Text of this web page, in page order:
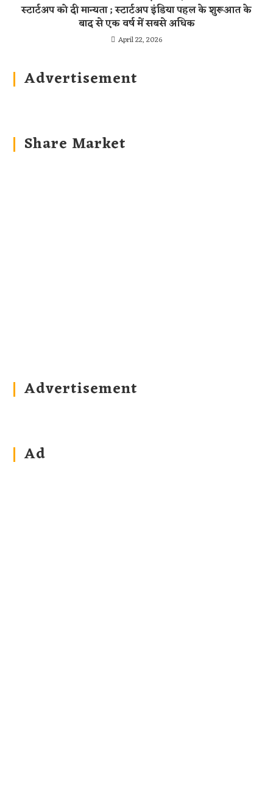
स्टार्टअप को दी मान्यता ; स्टार्टअप इंडिया पहल के शुरूआत के
बाद से एक वर्ष में सबसे अधिक
April 22, 2026
Advertisement
Share Market
Advertisement
Ad